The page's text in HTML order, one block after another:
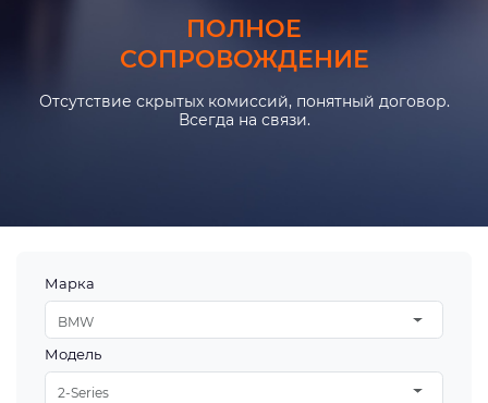
ПОЛНОЕ
СОПРОВОЖДЕНИЕ
Отсутствие скрытых комиссий, понятный договор.
Всегда на связи.
Марка
BMW
Модель
2-Series